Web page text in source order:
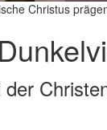
Christus